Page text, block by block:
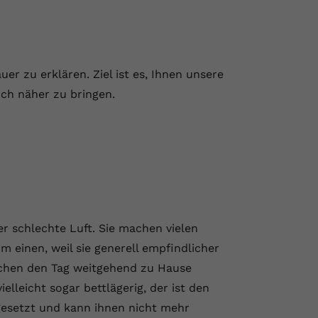
zu erklären. Ziel ist es, Ihnen unsere
näher zu bringen.
schlechte Luft. Sie machen vielen
einen, weil sie generell empfindlicher
den Tag weitgehend zu Hause
sogar bettlägerig, der ist den
und kann ihnen nicht mehr